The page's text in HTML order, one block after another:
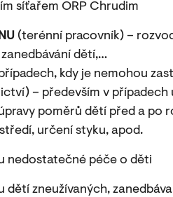
síťařem ORP Chrudim
(terénní pracovník) –
dětí,…
kdy je nemohou
– především v případech
poměrů dětí před a po
určení styku, apod.
nedostatečné péče o děti
dětí zneužívaných,